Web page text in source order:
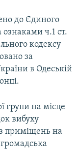
до Єдиного
ознаками ч.1 ст.
кодексу
за
в Одеській
групи на місце
вибуху
приміщень на